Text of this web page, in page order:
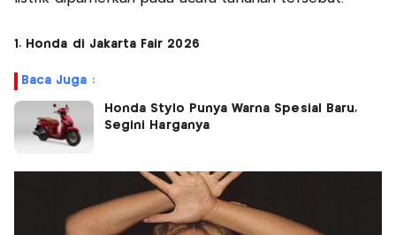
1. Honda di Jakarta Fair 2026
Baca Juga :
Honda Stylo Punya Warna Spesial Baru,
Segini Harganya